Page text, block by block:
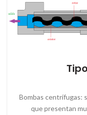
Bombas centrífugas:
que presentan